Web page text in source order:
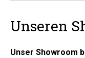
Unseren
Unser Showroom